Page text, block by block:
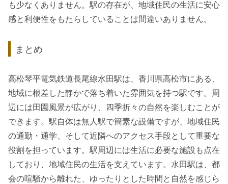
も少なくありません。駅の存在が、地域住民の生活に安心
感と利便性をもたらしていることは間違いありません。
まとめ
高松琴平電気鉄道長尾線水田駅は、香川県高松市にある、
地域に根差した静かで落ち着いた雰囲気を持つ駅です。周
辺には田園風景が広がり、四季折々の自然を楽しむことが
できます。駅自体は無人駅で簡素な設備ですが、地域住民
の通勤・通学、そして近隣へのアクセス手段として重要な
役割を担っています。駅周辺には生活に必要な施設も点在
しており、地域住民の生活を支えています。水田駅は、都
会の喧騒から離れた、ゆったりとした時間と自然を感じら